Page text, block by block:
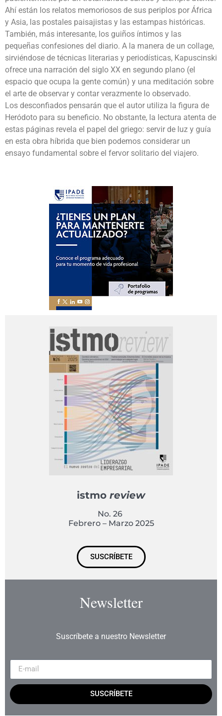
Ahí están los relatos memoriosos de sus periplos por África
y Asia, las postales paisajistas y las estampas históricas.
También, más interesante, los guiños íntimos y las
pequeñas confesiones del diario. A la manera de un collage,
sirviéndose de técnicas literarias y periodísticas, Kapuscinski
ofrece una narración del siglo XX en segundo plano (el
espacio que ocupa la gente común) y una meditación sobre
el arte de observar y contar verazmente lo observado.
Los desconfiados pensarán que el autor utiliza la figura de
Heródoto para su beneficio. No obstante, la lectura atenta de
estas páginas revela el papel del griego: servir de luz y guía
en esta obra híbrida que bien podemos considerar un
ensayo fundamental sobre el fervor solitario del viajero.
istmo review
No. 26
Febrero – Marzo 2025
SUSCRÍBETE
Newsletter
Suscríbete a nuestro Newsletter
SUSCRÍBETE